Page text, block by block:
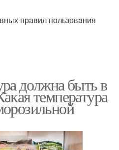
правил пользования
должна быть в
температура